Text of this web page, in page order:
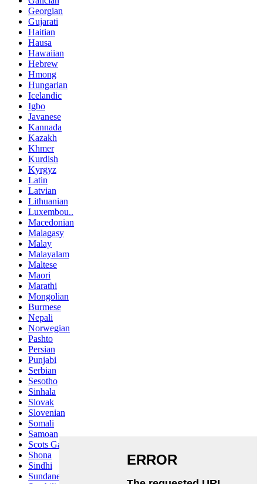
Georgian
Gujarati
Haitian
Hausa
Hawaiian
Hebrew
Hmong
Hungarian
Icelandic
Igbo
Javanese
Kannada
Kazakh
Khmer
Kurdish
Kyrgyz
Latin
Latvian
Lithuanian
Luxembou..
Macedonian
Malagasy
Malay
Malayalam
Maltese
Maori
Marathi
Mongolian
Burmese
Nepali
Norwegian
Pashto
Persian
Punjabi
Serbian
Sesotho
Sinhala
Slovak
Slovenian
Somali
Samoan
Scots Gaelic
Shona
Sindhi
Sundanese